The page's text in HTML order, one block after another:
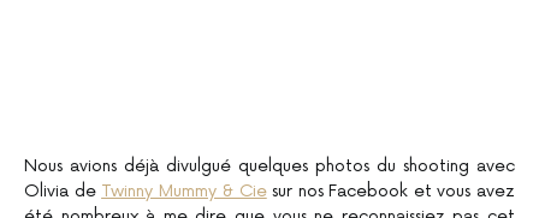
Nous avions déjà divulgué quelques photos du shooting avec
Olivia de Twinny Mummy & Ciesur nos Facebook et vous avez